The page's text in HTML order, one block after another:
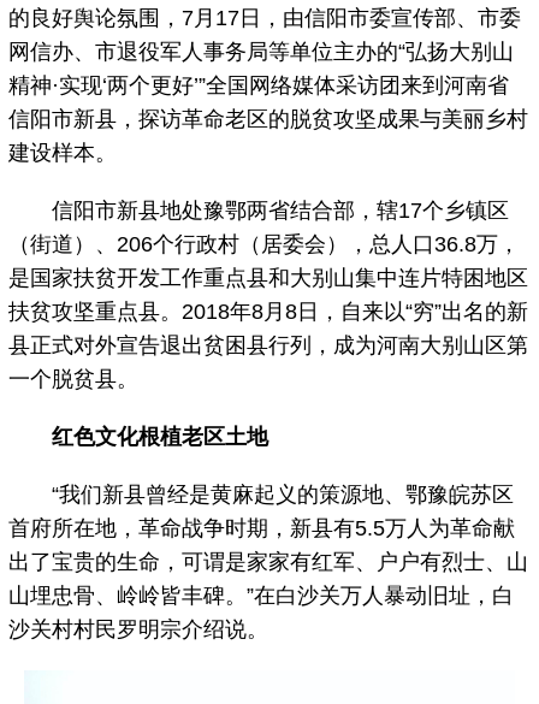
的良好舆论氛围，7月17日，由信阳市委宣传部、市委
网信办、市退役军人事务局等单位主办的“弘扬大别山
精神·实现‘两个更好’”全国网络媒体采访团来到河南省
信阳市新县，探访革命老区的脱贫攻坚成果与美丽乡村
建设样本。
信阳市新县地处豫鄂两省结合部，辖17个乡镇区
（街道）、206个行政村（居委会），总人口36.8万，
是国家扶贫开发工作重点县和大别山集中连片特困地区
扶贫攻坚重点县。2018年8月8日，自来以“穷”出名的新
县正式对外宣告退出贫困县行列，成为河南大别山区第
一个脱贫县。
红色文化根植老区土地
“我们新县曾经是黄麻起义的策源地、鄂豫皖苏区
首府所在地，革命战争时期，新县有5.5万人为革命献
出了宝贵的生命，可谓是家家有红军、户户有烈士、山
山埋忠骨、岭岭皆丰碑。”在白沙关万人暴动旧址，白
沙关村村民罗明宗介绍说。